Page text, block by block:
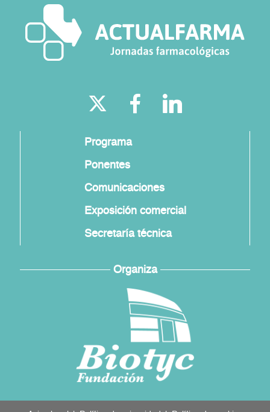
Programa
Ponentes
Comunicaciones
Exposición comercial
Secretaría técnica
Organiza